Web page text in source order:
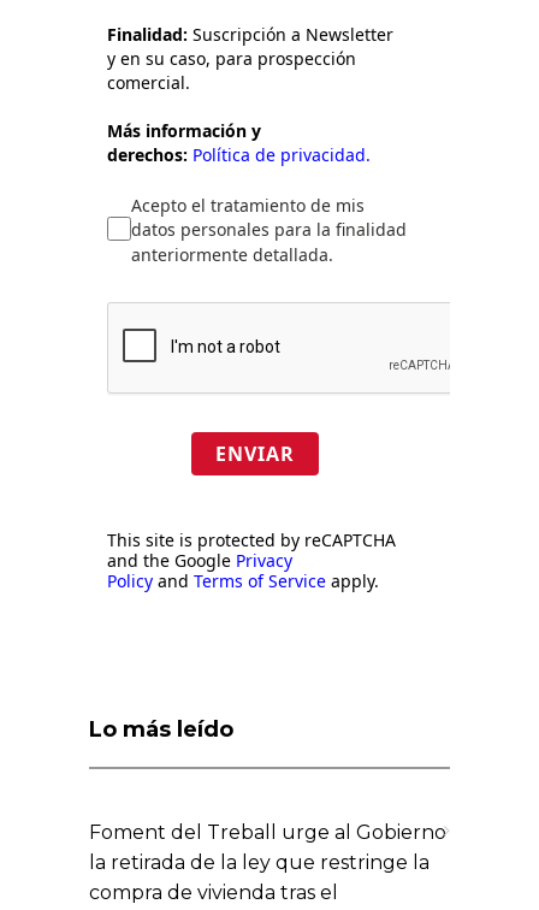
Finalidad: Suscripción a Newsletter
y en su caso, para prospección
comercial.
Más información y
derechos: Política de privacidad.
Acepto el tratamiento de mis
datos personales para la finalidad
anteriormente detallada.
ENVIAR
This site is protected by reCAPTCHA
and the Google Privacy
Policy and Terms of Service apply.
Lo más leído
Foment del Treball urge al Gobierno
la retirada de la ley que restringe la
compra de vivienda tras el